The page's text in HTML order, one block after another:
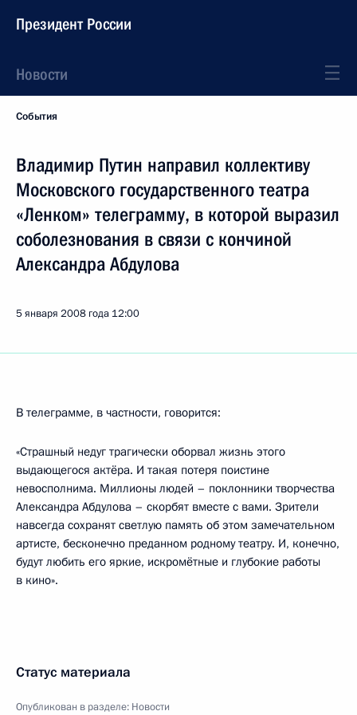
Президент России
Новости
События
Владимир Путин направил коллективу
Московского государственного театра
«Ленком» телеграмму, в которой выразил
соболезнования в связи с кончиной
Александра Абдулова
5 января 2008 года 12:00
В телеграмме, в частности, говорится:
«Страшный недуг трагически оборвал жизнь этого
выдающегося актёра. И такая потеря поистине
невосполнима. Миллионы людей – поклонники творчества
Александра Абдулова – скорбят вместе с вами. Зрители
навсегда сохранят светлую память об этом замечательном
артисте, бесконечно преданном родному театру. И, конечно,
будут любить его яркие, искромётные и глубокие работы
в кино».
Статус материала
Опубликован в разделе: Новости